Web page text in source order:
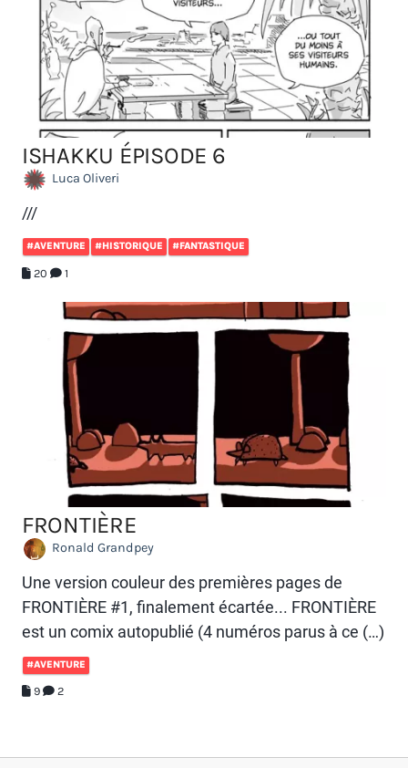
ISHAKKU ÉPISODE 6
Luca Oliveri
///
#AVENTURE #HISTORIQUE #FANTASTIQUE
20 1
FRONTIÈRE
Ronald Grandpey
Une version couleur des premières pages de
FRONTIÈRE #1, finalement écartée... FRONTIÈRE
est un comix autopublié (4 numéros parus à ce (…)
#AVENTURE
9 2